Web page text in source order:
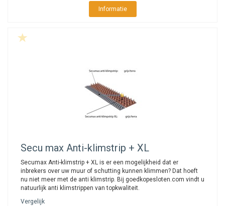
Informatie
Secu max Anti-klimstrip + XL
Secumax Anti-klimstrip + XL is er een mogelijkheid dat er
inbrekers over uw muur of schutting kunnen klimmen? Dat hoeft
nu niet meer met de anti klimstrip. Bij goedkopesloten.com vindt u
natuurlijk anti klimstrippen van topkwaliteit.
Vergelijk